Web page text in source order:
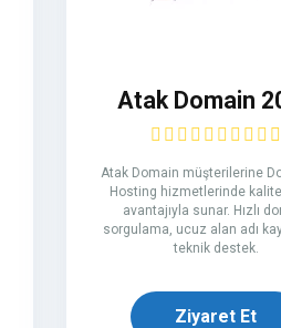
Atak Domain
Atak Domain müşterilerine
Hosting hizmetlerinde
avantajıyla sunar. Hızlı
sorgulama, ucuz alan adı
teknik destek.
Ziyaret Et